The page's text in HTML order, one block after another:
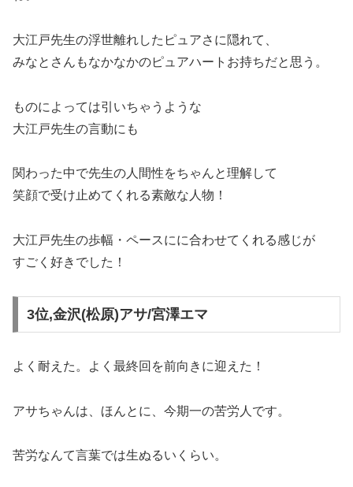
大江戸先生の浮世離れしたピュアさに隠れて、
みなとさんもなかなかのピュアハートお持ちだと思う。
ものによっては引いちゃうような
大江戸先生の言動にも
関わった中で先生の人間性をちゃんと理解して
笑顔で受け止めてくれる素敵な人物！
大江戸先生の歩幅・ペースにに合わせてくれる感じが
すごく好きでした！
3位,金沢(松原)アサ/宮澤エマ
よく耐えた。よく最終回を前向きに迎えた！
アサちゃんは、ほんとに、今期一の苦労人です。
苦労なんて言葉では生ぬるいくらい。